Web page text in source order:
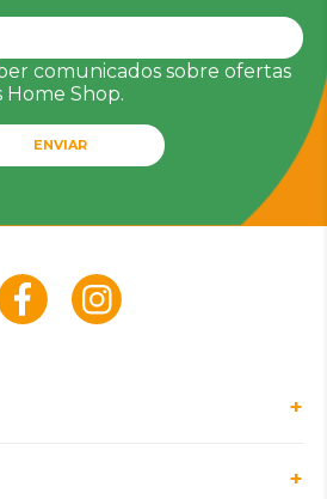
comunicados sobre ofertas
Home Shop.
ENVIAR